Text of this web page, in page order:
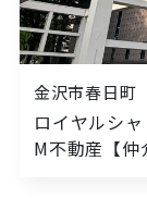
金沢市春日町
ロイヤルシ
M不動産【仲